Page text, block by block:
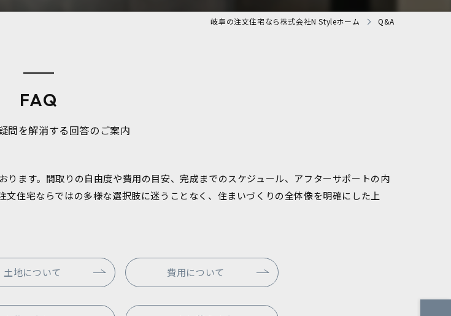
岐阜の注文住宅なら株式会社N Styleホーム Q&A
問を解消する回答のご案内
FAQ
ます。間取りの自由度や費用の目安、完成までのスケジュール、アフターサポートの内
住宅ならではの多様な選択肢に迷うことなく、住まいづくりの全体像を明確にした上
土地について 費用について